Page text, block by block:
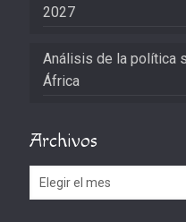
2027
Análisis de la política
África
Archivos
Archivos